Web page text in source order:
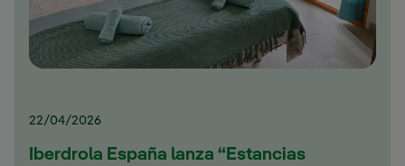
22/04/2026
Iberdrola España lanza “Estancias